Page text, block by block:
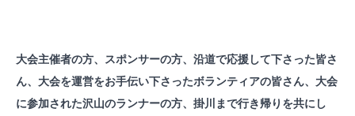
大会主催者の方、スポンサーの方、沿道で応援して下さった皆さ
ん、大会を運営をお手伝い下さったボランティアの皆さん、大会
に参加された沢山のランナーの方、掛川まで行き帰りを共にし